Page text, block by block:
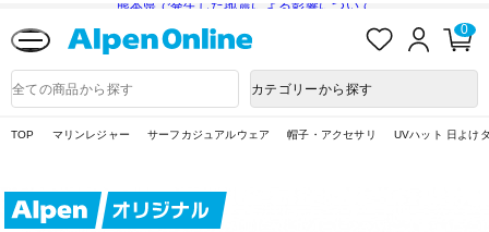
熊本県で発生した地震による影響について
入
ロ
ン
0
品
検
カテゴリーから探す
TOP マリンレジャー サーフカジュアルウェア 帽子・アクセサリ UVハット 日よけ